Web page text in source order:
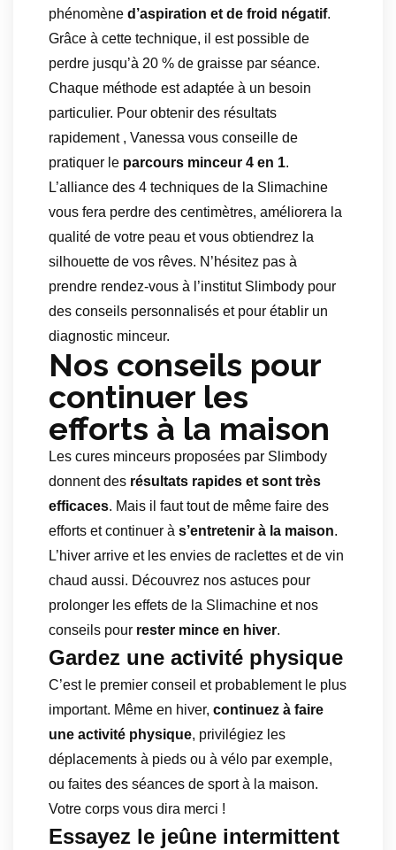
phénomène d’aspiration et de froid négatif.
Grâce à cette technique, il est possible de
perdre jusqu’à 20 % de graisse par séance.
Chaque méthode est adaptée à un besoin
particulier. Pour obtenir des résultats
rapidement , Vanessa vous conseille de
pratiquer le parcours minceur 4 en 1.
L’alliance des 4 techniques de la Slimachine
vous fera perdre des centimètres, améliorera la
qualité de votre peau et vous obtiendrez la
silhouette de vos rêves. N’hésitez pas à
prendre rendez-vous à l’institut Slimbody pour
des conseils personnalisés et pour établir un
diagnostic minceur.
Nos conseils pour
continuer les
efforts à la maison
Les cures minceurs proposées par Slimbody
donnent des résultats rapides et sont très
efficaces. Mais il faut tout de même faire des
efforts et continuer à s’entretenir à la maison.
L’hiver arrive et les envies de raclettes et de vin
chaud aussi. Découvrez nos astuces pour
prolonger les effets de la Slimachine et nos
conseils pour rester mince en hiver.
Gardez une activité physique
C’est le premier conseil et probablement le plus
important. Même en hiver, continuez à faire
une activité physique, privilégiez les
déplacements à pieds ou à vélo par exemple,
ou faites des séances de sport à la maison.
Votre corps vous dira merci !
Essayez le jeûne intermittent